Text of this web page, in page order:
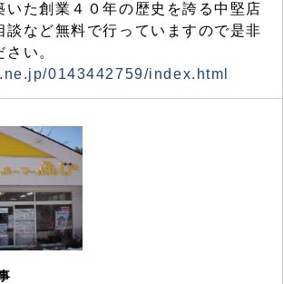
いた創業４０年の歴史を誇る中堅店
談など無料で行っていますので是非
い。
0143442759/index.html